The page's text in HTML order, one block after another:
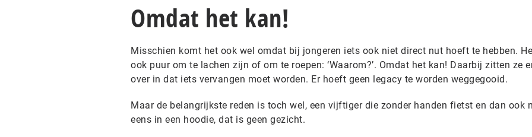
Omdat het kan!
Misschien komt het ook wel omdat bij jongeren iets ook niet direct nut hoeft te hebben.
ook puur om te lachen zijn of om te roepen: ‘Waarom?’. Omdat het kan! Daarbij zitten ze
over in dat iets vervangen moet worden. Er hoeft geen legacy te worden weggegooid.
Maar de belangrijkste reden is toch wel, een vijftiger die zonder handen fietst en dan ook
eens in een hoodie, dat is geen gezicht.